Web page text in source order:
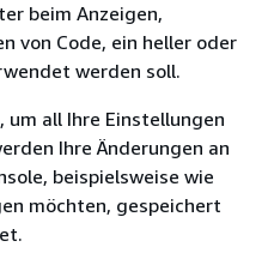
beim Anzeigen,
von Code, ein heller oder
werden soll.
um all Ihre Einstellungen
Ihre Änderungen an
beispielsweise wie
möchten, gespeichert